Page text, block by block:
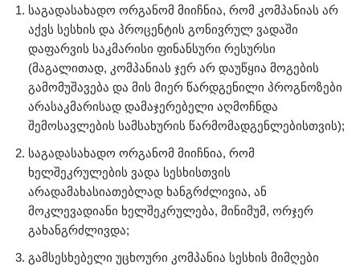
საგადასახადო ორგანომ მიიჩნია, რომ კომპანიას არ
აქვს სესხის და პროცენტის გონივრულ ვადაში
დაფარვის საკმარისი ფინანსური რესურსი
(მაგალითად, კომპანიას ჯერ არ დაუწყია მოგების
გამომუშავება და მის მიერ წარდგენილი პროგნოზები
არასაკმარისად დამაჯერებელი აღმოჩნდა
შემოსავლების სამსახურის წარმომადგენლებისთვის);
საგადასახადო ორგანომ მიიჩნია, რომ
ხელშეკრულების ვადა სესხისთვის
არადამახასიათებლად ხანგრძლივია, ან
მოკლევადიანი ხელშეკრულება, მინიმუმ, ორჯერ
გახანგრძლივდა;
გამსესხებელი უცხოური კომპანია სესხის მიმღები